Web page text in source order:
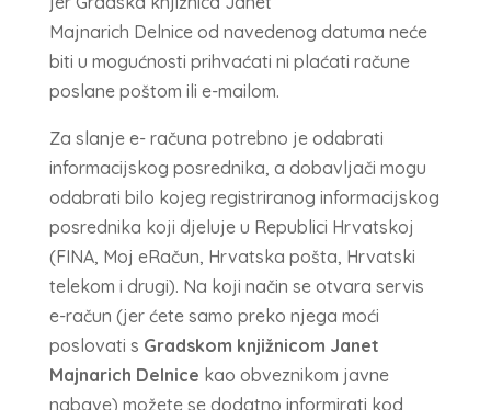
Majnarich Delnice od navedenog datuma neće
biti u mogućnosti prihvaćati ni plaćati račune
poslane poštom ili e-mailom.
Za slanje e- računa potrebno je odabrati
informacijskog posrednika, a dobavljači mogu
odabrati bilo kojeg registriranog informacijskog
posrednika koji djeluje u Republici Hrvatskoj
(FINA, Moj eRačun, Hrvatska pošta, Hrvatski
telekom i drugi). Na koji način se otvara servis
e-račun (jer ćete samo preko njega moći
poslovati s Gradskom knjižnicom Janet
Majnarich Delnice kao obveznikom javne
nabave) možete se dodatno informirati kod